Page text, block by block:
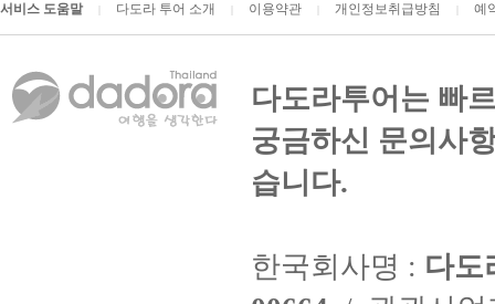
서비스 도움말 다도라 투어 소개 이용약관 개인정보취급방침 예
다도라투어는 빠
궁금하신 문의사
습니다.
한국회사명 : 다도